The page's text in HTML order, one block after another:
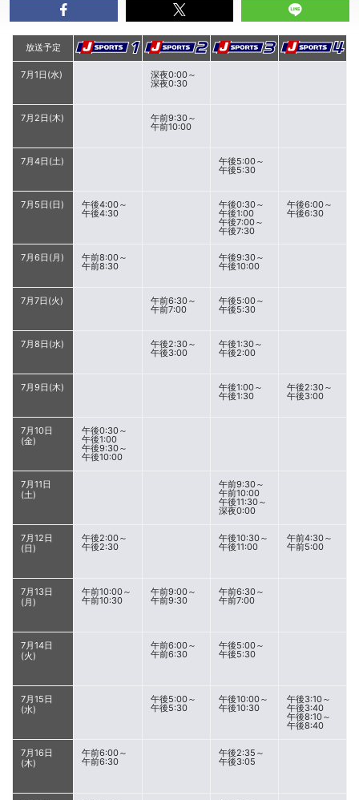
放送予定
7月1日(水) 深夜0:00～
深夜0:30
7月2日(木) 午前9:30～
午前10:00
7月4日(土) 午後5:00～
午後5:30
7月5日(日) 午後4:00～
午後4:30
午後0:30～
午後1:00
午後7:00～
午後7:30
午後6:00～
午後6:30
7月6日(月) 午前8:00～
午前8:30
午後9:30～
午後10:00
7月7日(火) 午前6:30～
午前7:00
午後5:00～
午後5:30
7月8日(水) 午後2:30～
午後3:00
午後1:30～
午後2:00
7月9日(木) 午後1:00～
午後1:30
午後2:30～
午後3:00
7月10日
(金)
午後0:30～
午後1:00
午後9:30～
午後10:00
7月11日
(土)
午前9:30～
午前10:00
午後11:30～
深夜0:00
7月12日
(日)
午後2:00～
午後2:30
午後10:30～
午後11:00
午前4:30～
午前5:00
7月13日
(月)
午前10:00～
午前10:30
午前9:00～
午前9:30
午前6:30～
午前7:00
7月14日
(火)
午前6:00～
午前6:30
午後5:00～
午後5:30
7月15日
(水)
午後5:00～
午後5:30
午後10:00～
午後10:30
午後3:10～
午後3:40
午後8:10～
午後8:40
7月16日
(木)
午前6:00～
午前6:30
午後2:35～
午後3:05